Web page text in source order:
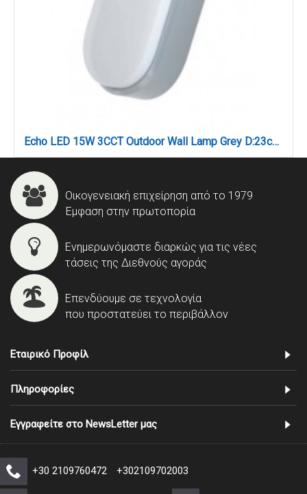
Echo LED 15W 3CCT Outdoor Wall Lamp Grey D:23cmx10.5cm (80202930)
Οικογενειακή επιχείρηση από το 1979
Έμφαση στην πρωτοπορία
Ενημερωνόμαστε διαρκώς για τις νέες
τάσεις της Διεθνούς αγοράς
Επενδύουμε σε τεχνολογία
που προστατεύει το περιβάλλον
Εταιρικό Προφίλ
Πληροφορίες
Εγγραφείτε στο NewsLetter μας
+30 2109760472 +302109702003